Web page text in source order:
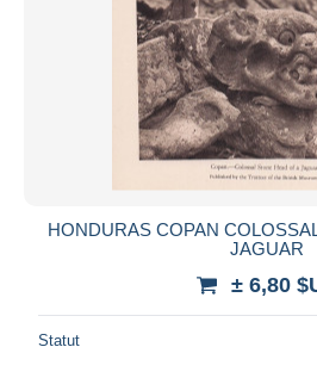
HONDURAS COPAN
JAGUAR
± 6,80
Statut